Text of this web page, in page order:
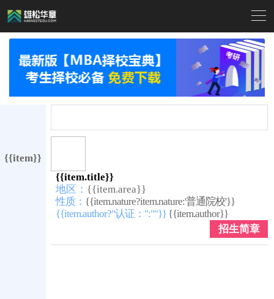

{{item}}
{{item.title}}
地区： {{item.area}}
性质： {{item.nature?item.nature:'普通院校'}}
{{item.author?"认证：":""}} {{item.author}}
招生简章